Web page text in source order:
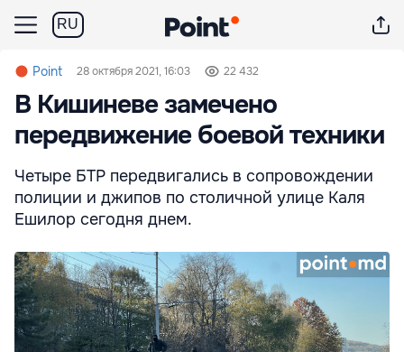
RU
Point 28 октября 2021, 16:03 22 432
В Кишиневе замечено
передвижение боевой техники
Четыре БТР передвигались в сопровождении
полиции и джипов по столичной улице Каля
Ешилор сегодня днем.